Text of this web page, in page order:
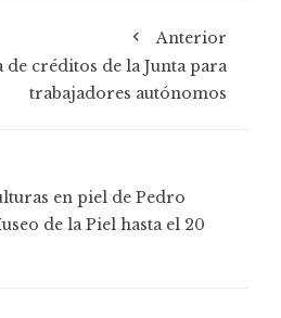
Anterior
créditos de la Junta para
trabajadores autónomos
en piel de Pedro
de la Piel hasta el 20